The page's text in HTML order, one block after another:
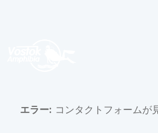
エラー: コンタクトフォームが